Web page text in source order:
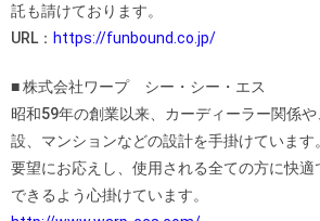
託も請けております。
URL： https://funbound.co.jp/
■ 株式会社ワープ シー・シー・エス
昭和59年の創業以来、カーディーラー関係
設、マンションなどの設計を手掛けていま
要望にお応えし、使用される全ての方に快
できるよう心掛けています。